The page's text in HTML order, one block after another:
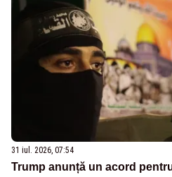
31 iul. 2026, 07:54
Trump anunță un acord